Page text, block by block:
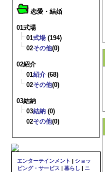
恋愛・結婚
01式場
01式場(194)
02その他(0)
02紹介
01紹介 (68)
02その他(0)
03結納
03結納 (0)
02その他(0)
エンターテインメント | ショッ
ピング・サービス | 暮らし | ニ